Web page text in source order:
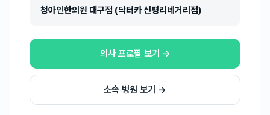
청아인한의원 대구점 (닥터카 신평리네거리점)
의사 프로필 보기 →
소속 병원 보기 →